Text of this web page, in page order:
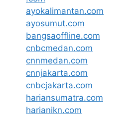
ayokalimantan.com
ayosumut.com
bangsaoffline.com
cnbcmedan.com
cnnmedan.com
cnnjakarta.com
cnbcjakarta.com
hariansumatra.com
harianikn.com